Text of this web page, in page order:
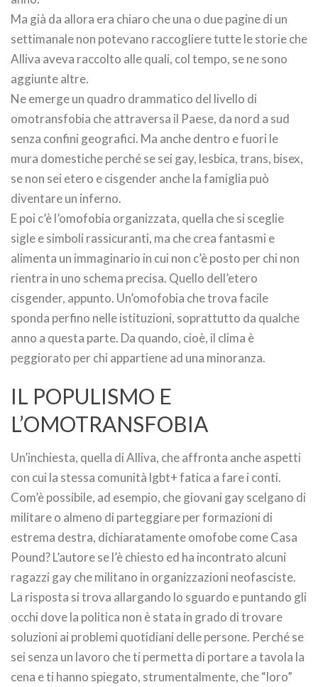
Ma già da allora era chiaro che una o due pagine di un
settimanale non potevano raccogliere tutte le storie che
Alliva aveva raccolto alle quali, col tempo, se ne sono
aggiunte altre.
Ne emerge un quadro drammatico del livello di
omotransfobia che attraversa il Paese, da nord a sud
senza confini geografici. Ma anche dentro e fuori le
mura domestiche perché se sei gay, lesbica, trans, bisex,
se non sei etero e cisgender anche la famiglia può
diventare un inferno.
E poi c’è l’omofobia organizzata, quella che si sceglie
sigle e simboli rassicuranti, ma che crea fantasmi e
alimenta un immaginario in cui non c’è posto per chi non
rientra in uno schema precisa. Quello dell’etero
cisgender, appunto. Un’omofobia che trova facile
sponda perfino nelle istituzioni, soprattutto da qualche
anno a questa parte. Da quando, cioè, il clima è
peggiorato per chi appartiene ad una minoranza.
IL POPULISMO E
L’OMOTRANSFOBIA
Un’inchiesta, quella di Alliva, che affronta anche aspetti
con cui la stessa comunità lgbt+ fatica a fare i conti.
Com’è possibile, ad esempio, che giovani gay scelgano di
militare o almeno di parteggiare per formazioni di
estrema destra, dichiaratamente omofobe come Casa
Pound? L’autore se l’è chiesto ed ha incontrato alcuni
ragazzi gay che militano in organizzazioni neofasciste.
La risposta si trova allargando lo sguardo e puntando gli
occhi dove la politica non è stata in grado di trovare
soluzioni ai problemi quotidiani delle persone. Perché se
sei senza un lavoro che ti permetta di portare a tavola la
cena e ti hanno spiegato, strumentalmente, che “loro”